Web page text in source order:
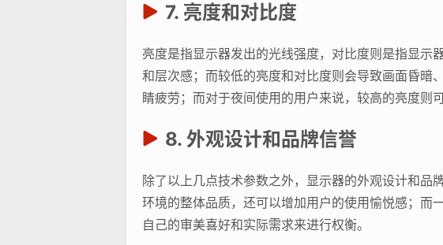
7. 亮度和对比度
亮度是指显示器发出的光线强度，对比度则是指显示
和层次感；而较低的亮度和对比度则会导致画面昏暗
睛疲劳；而对于夜间使用的用户来说，较高的亮度则
8. 外观设计和品牌信誉
除了以上几点技术参数之外，显示器的外观设计和
环境的整体品质，还可以增加用户的使用愉悦感；而
自己的审美喜好和实际需求来进行权衡。